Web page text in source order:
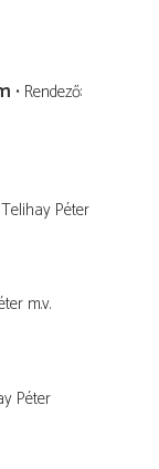
Rendező
Telihay Péter
m.v.
Péter